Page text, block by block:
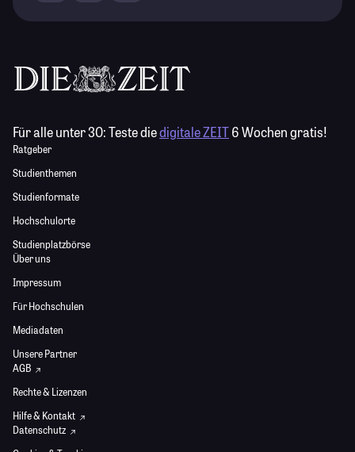
Für alle unter 30:Teste diedigitale ZEIT6 Wochen gratis!
Ratgeber
Studienthemen
Studienformate
Hochschulorte
Studienplatzbörse
Über uns
Impressum
Für Hochschulen
Mediadaten
Unsere Partner
AGB
Rechte & Lizenzen
Hilfe & Kontakt
Datenschutz